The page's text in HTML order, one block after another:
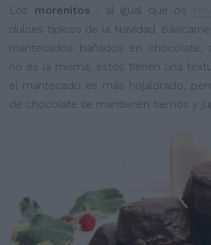
Los morenitos, al igual que os
dulces típicos de la Navidad.
mantecados bañados en chocolate,
no es la misma, éstos tienen una
el mantecado es más hojaldrado,
de chocolate se mantienen tiernos y